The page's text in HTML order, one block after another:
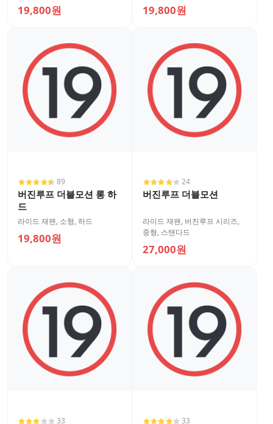
19,800원 19,800원
89
버진루프 더블모션 롱 하
드
라이드 재팬, 소형,하드
19,800원
24
버진루프 더블모션
라이드 재팬, 버진루프 시리즈,
중형, 스탠다드
27,000원
33 33